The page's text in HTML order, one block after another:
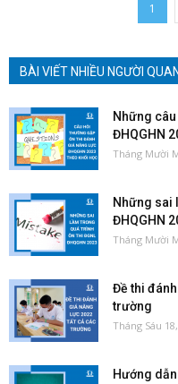
1
BÀI VIẾT NHIỀU NGƯỜI
Những
ĐHQGHN
Tháng Mười
Những sai
ĐHQGHN
Tháng Mười
Đề thi
trường
Tháng Sáu
Hướng